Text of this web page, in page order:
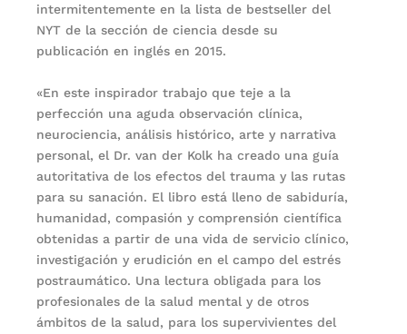
intermitentemente en la lista de bestseller del
NYT de la sección de ciencia desde su
publicación en inglés en 2015.
«En este inspirador trabajo que teje a la
perfección una aguda observación clínica,
neurociencia, análisis histórico, arte y narrativa
personal, el Dr. van der Kolk ha creado una guía
autoritativa de los efectos del trauma y las rutas
para su sanación. El libro está lleno de sabiduría,
humanidad, compasión y comprensión científica
obtenidas a partir de una vida de servicio clínico,
investigación y erudición en el campo del estrés
postraumático. Una lectura obligada para los
profesionales de la salud mental y de otros
ámbitos de la salud, para los supervivientes del